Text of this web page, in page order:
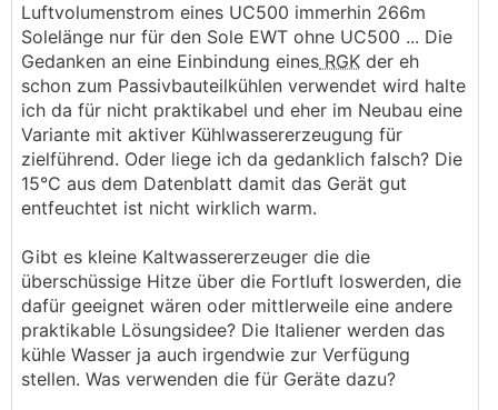
-mittels-kwl-im-sommer/64298_2#612203
https://www.energiesparhaus.at/forum-kwl-entfeucht
ungsanlage/64340_1#611929
https://www.energiesparhaus.at/forum-kwl-entfeucht
ungsanlage/64340_1#612000
https://www.energiesparhaus.at/forum-entfeuchtung
Alles schön und gut, aber meist nur schwer
umsetzbar.
Außer vielleicht für ein paar Bastler-Freaks.
Dann gab es auch noch eine recht simple Lösung
Luftvolumenstrom eines UC500 immerhin 266m
Solelänge nur für den Sole EWT ohne UC500 ... Die
Gedanken an eine Einbindung eines RGK der eh
schon zum Passivbauteilkühlen verwendet wird halte
ich da für nicht praktikabel und eher im Neubau eine
Variante mit aktiver Kühlwassererzeugung für
zielführend. Oder liege ich da gedanklich falsch? Die
15°C aus dem Datenblatt damit das Gerät gut
entfeuchtet ist nicht wirklich warm.
Gibt es kleine Kaltwassererzeuger die die
überschüssige Hitze über die Fortluft loswerden, die
dafür geeignet wären oder mittlerweile eine andere
praktikable Lösungsidee? Die Italiener werden das
kühle Wasser ja auch irgendwie zur Verfügung
stellen. Was verwenden die für Geräte dazu?